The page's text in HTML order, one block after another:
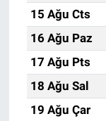
15 Ağu Cts
16 Ağu Paz
17 Ağu Pts
18 Ağu Sal
19 Ağu Çar